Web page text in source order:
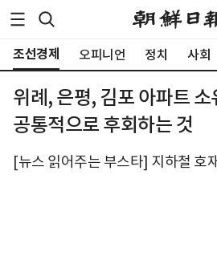
조선경제 오피니언 정치 사회
위례, 은평, 김포 아파트 소
공통적으로 후회하는 것
[뉴스 읽어주는 부스타] 지하철 호